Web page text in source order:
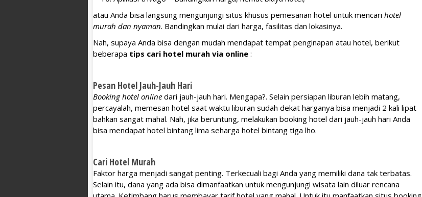
atau Anda bisa langsung mengunjungi situs khusus pemesanan hotel untuk mencari hotel
murah dan nyaman. Bandingkan mulai dari harga, fasilitas dan lokasinya.
Nah, supaya Anda bisa dengan mudah mendapat tempat penginapan atau hotel, berikut
beberapa tips cari hotel murah via online :
Pesan Hotel Jauh-Jauh Hari
Booking hotel online dari jauh-jauh hari. Mengapa?. Selain persiapan liburan lebih matang,
percayalah, memesan hotel saat waktu liburan sudah dekat harganya bisa menjadi 2 kali lipat
bahkan sangat mahal. Nah, jika beruntung, melakukan booking hotel dari jauh-jauh hari Anda
bisa mendapat hotel bintang lima seharga hotel bintang tiga lho.
Cari Hotel Murah
Faktor harga menjadi sangat penting. Terkecuali bagi Anda yang memiliki dana tak terbatas.
Selain itu, dana yang ada bisa dimanfaatkan untuk mengunjungi wisata lain diluar rencana